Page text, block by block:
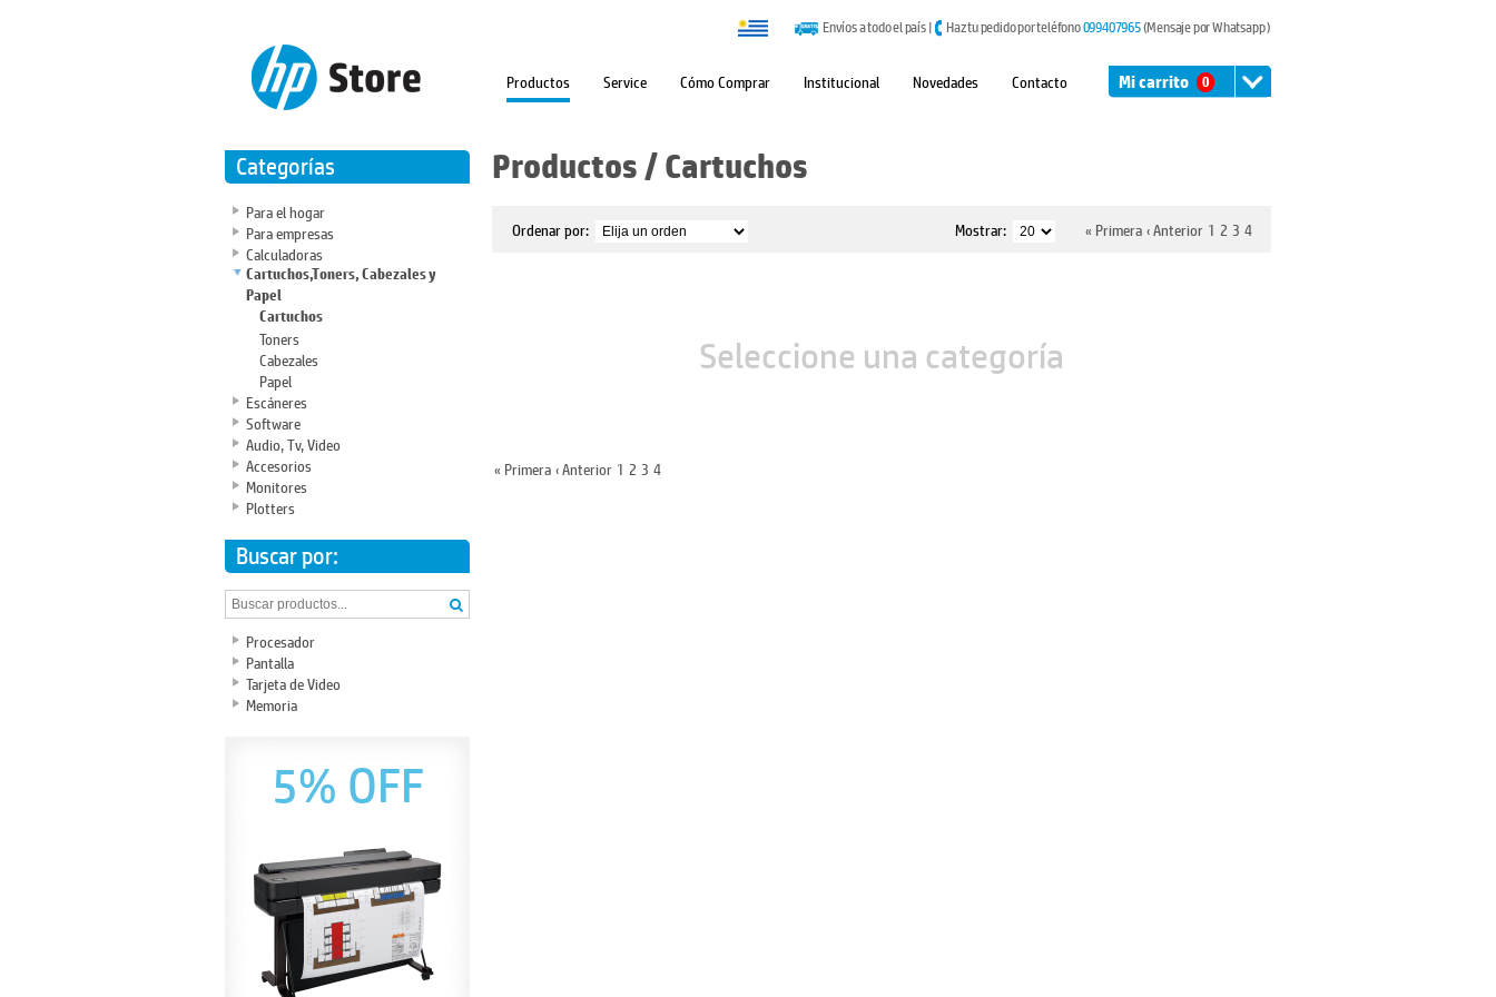
Envíos a todo el país| Haz tu pedido por teléfono099407965(Mensaje por Whatsapp )
Productos Service Cómo Comprar Institucional Novedades Contacto Mi carrito 0
Categorías
Para el hogar
Para empresas
Calculadoras
Cartuchos,Toners, Cabezales y
Papel
Cartuchos
Toners
Cabezales
Papel
Escáneres
Software
Audio, Tv, Video
Accesorios
Monitores
Plotters
Buscar por:
Procesador
Pantalla
Tarjeta de Video
Memoria
5% OFF
Productos/Cartuchos
« Primera ‹ Anterior 1 2 3 4
Mostrar:
Ordenar por:
Seleccione una categoría
« Primera ‹ Anterior 1 2 3 4